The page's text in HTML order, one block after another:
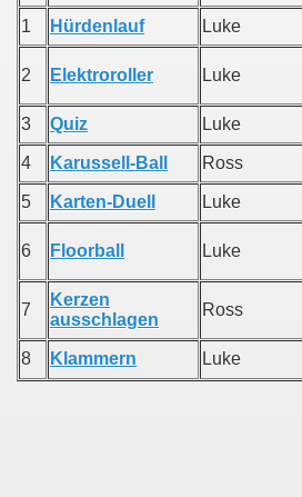
1 Hürdenlauf Luke
2 Elektroroller Luke
3 Quiz Luke
4 Karussell-Ball Ross
5 Karten-Duell Luke
6 Floorball Luke
7
Kerzen
ausschlagen
Ross
8 Klammern Luke